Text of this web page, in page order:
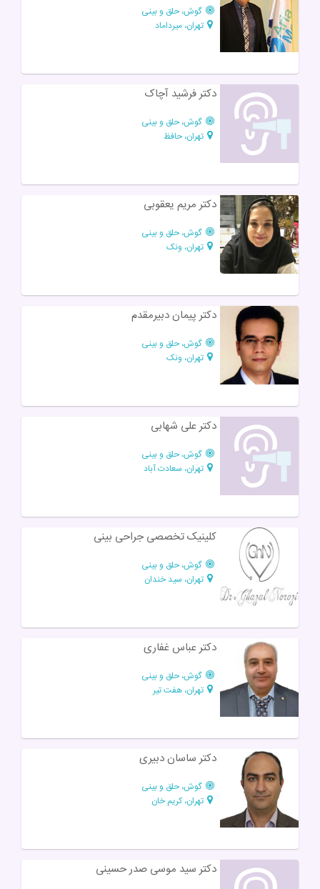
گوش، حلق و بینی
تهران، میرداماد
دکتر فرشید آچاک
گوش، حلق و بینی
تهران، حافظ
دکتر مریم یعقوبی
گوش، حلق و بینی
تهران، ونک
دکتر پیمان دبیرمقدم
گوش، حلق و بینی
تهران، ونک
دکتر علی شهابی
گوش، حلق و بینی
تهران، سعادت آباد
کلینیک تخصصی جراحی بینی
گوش، حلق و بینی
تهران، سید خندان
دکتر عباس غفاری
گوش، حلق و بینی
تهران، هفت تیر
دکتر ساسان دبیری
گوش، حلق و بینی
تهران، کریم خان
دکتر سید موسی صدر حسینی